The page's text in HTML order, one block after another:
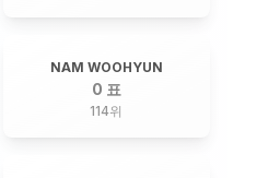
NAM WOOHYUN
0 표
114위